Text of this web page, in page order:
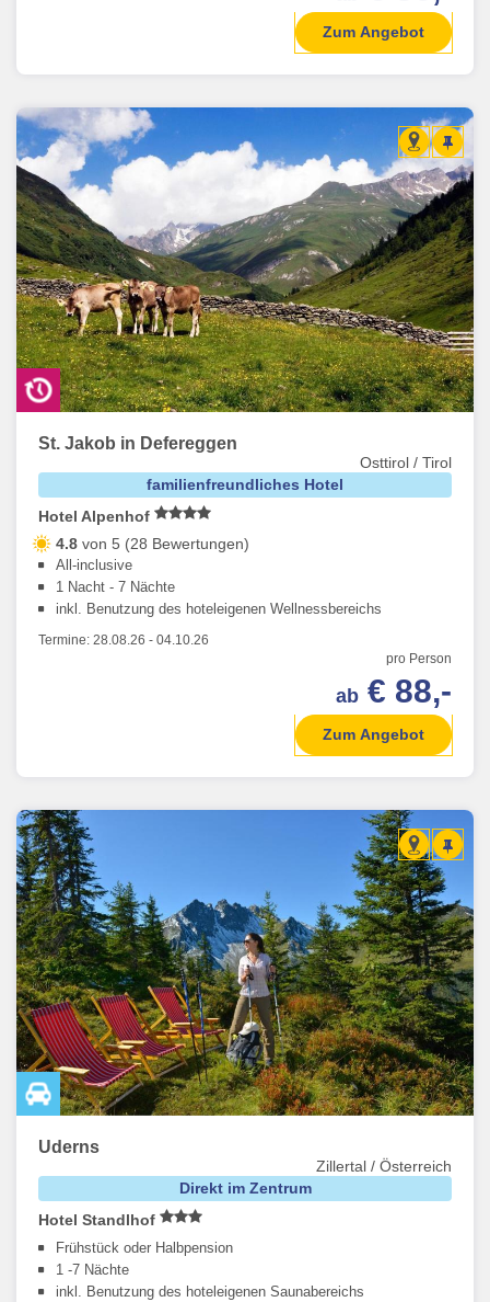
Zum Angebot
St. Jakob in Defereggen
Osttirol / Tirol
familienfreundliches Hotel
Hotel Alpenhof
4.8 von 5 (28 Bewertungen)
All-inclusive
1 Nacht - 7 Nächte
inkl. Benutzung des hoteleigenen Wellnessbereichs
Termine: 28.08.26 - 04.10.26
pro Person
ab € 88,-
Zum Angebot
Uderns
Zillertal / Österreich
Direkt im Zentrum
Hotel Standlhof
Frühstück oder Halbpension
1 -7 Nächte
inkl. Benutzung des hoteleigenen Saunabereichs